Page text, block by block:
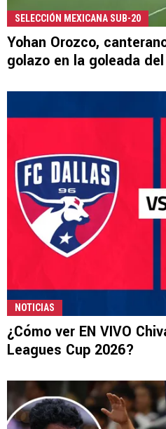
SELECCIÓN MEXICANA SUB-20
Yohan Orozco,
golazo en la goleada
NOTICIAS
¿Cómo ver EN VIVO
Leagues Cup 2026?